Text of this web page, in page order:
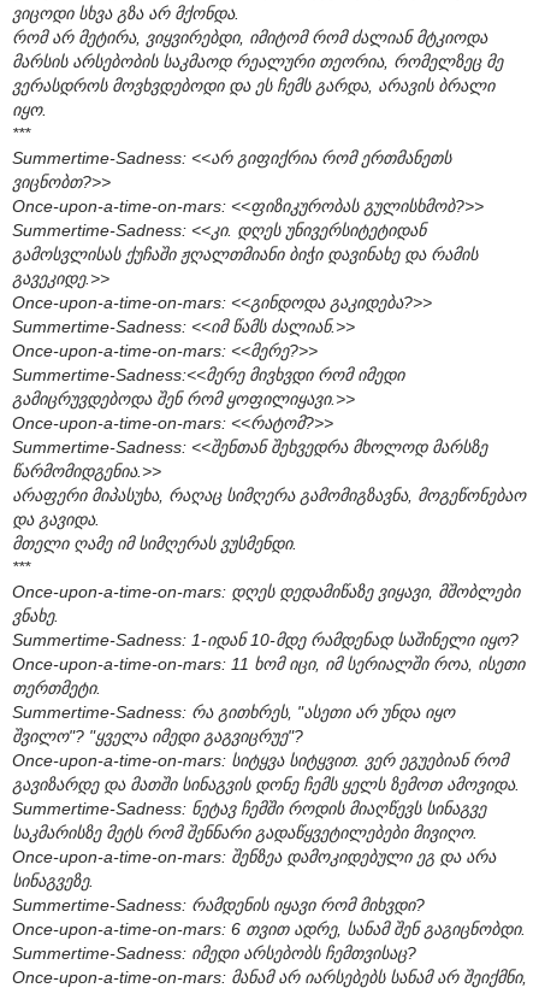
ვიცოდი სხვა გზა არ მქონდა.
რომ არ მეტირა, ვიყვირებდი, იმიტომ რომ ძალიან მტკიოდა
მარსის არსებობის საკმაოდ რეალური თეორია, რომელზეც მე
ვერასდროს მოვხვდებოდი და ეს ჩემს გარდა, არავის ბრალი
იყო.
***
Summertime-Sadness: <<არ გიფიქრია რომ ერთმანეთს
ვიცნობთ?>>
Once-upon-a-time-on-mars: <<ფიზიკურობას გულისხმობ?>>
Summertime-Sadness: <<კი. დღეს უნივერსიტეტიდან
გამოსვლისას ქუჩაში ჟღალთმიანი ბიჭი დავინახე და რამის
გავეკიდე.>>
Once-upon-a-time-on-mars: <<გინდოდა გაკიდება?>>
Summertime-Sadness: <<იმ წამს ძალიან.>>
Once-upon-a-time-on-mars: <<მერე?>>
Summertime-Sadness:<<მერე მივხვდი რომ იმედი
გამიცრუვდებოდა შენ რომ ყოფილიყავი.>>
Once-upon-a-time-on-mars: <<რატომ?>>
Summertime-Sadness: <<შენთან შეხვედრა მხოლოდ მარსზე
წარმომიდგენია.>>
არაფერი მიპასუხა, რაღაც სიმღერა გამომიგზავნა, მოგეწონებაო
და გავიდა.
მთელი ღამე იმ სიმღერას ვუსმენდი.
***
Once-upon-a-time-on-mars: დღეს დედამიწაზე ვიყავი, მშობლები
ვნახე.
Summertime-Sadness: 1-იდან 10-მდე რამდენად საშინელი იყო?
Once-upon-a-time-on-mars: 11 ხომ იცი, იმ სერიალში როა, ისეთი
თერთმეტი.
Summertime-Sadness: რა გითხრეს, "ასეთი არ უნდა იყო
შვილო"? "ყველა იმედი გაგვიცრუე"?
Once-upon-a-time-on-mars: სიტყვა სიტყვით. ვერ ეგუებიან რომ
გავიზარდე და მათში სინაგვის დონე ჩემს ყელს ზემოთ ამოვიდა.
Summertime-Sadness: ნეტავ ჩემში როდის მიაღწევს სინაგვე
საკმარისზე მეტს რომ შენნარი გადაწყვეტილებები მივიღო.
Once-upon-a-time-on-mars: შენზეა დამოკიდებული ეგ და არა
სინაგვეზე.
Summertime-Sadness: რამდენის იყავი რომ მიხვდი?
Once-upon-a-time-on-mars: 6 თვით ადრე, სანამ შენ გაგიცნობდი.
Summertime-Sadness: იმედი არსებობს ჩემთვისაც?
Once-upon-a-time-on-mars: მანამ არ იარსებებს სანამ არ შეიქმნი,